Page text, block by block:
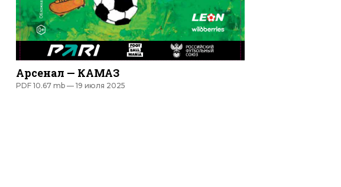
Арсенал — КАМАЗ
PDF 10.67 mb — 19 июля 2025